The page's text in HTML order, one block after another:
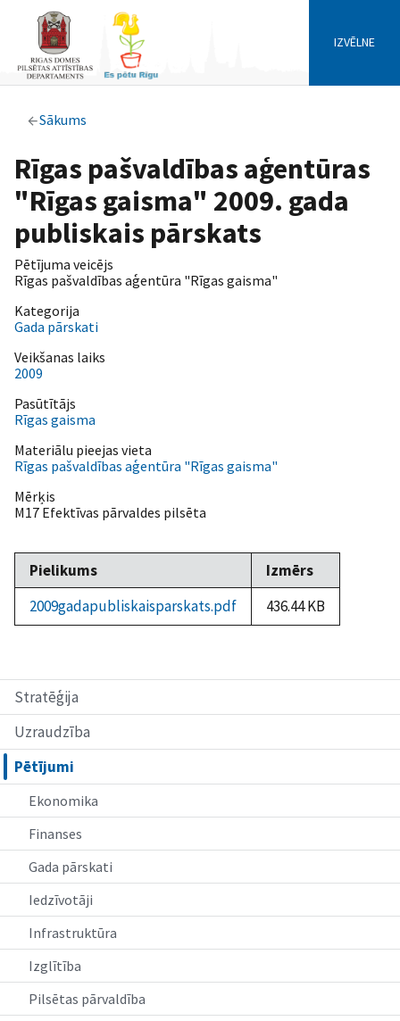
IZVĒLNE
Sākums
Stratēģija
Uzraudzība
Pētījumi
Ekonomika
Finanses
Gada pārskati
Iedzīvotāji
Infrastruktūra
Izglītība
Pilsētas pārvaldība
Rīgas pašvaldības aģentūras
"Rīgas gaisma" 2009. gada
publiskais pārskats
Pētījuma veicējs
Rīgas pašvaldības aģentūra "Rīgas gaisma"
Kategorija
Gada pārskati
Veikšanas laiks
2009
Pasūtītājs
Rīgas gaisma
Materiālu pieejas vieta
Rīgas pašvaldības aģentūra "Rīgas gaisma"
Mērķis
M17 Efektīvas pārvaldes pilsēta
Pielikums
Izmērs
2009gadapubliskaisparskats.pdf
436.44 KB